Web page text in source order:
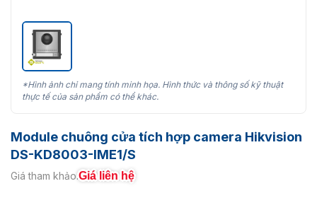
*Hình ảnh chỉ mang tính minh họa. Hình thức và thông số kỹ thuật
thực tế của sản phẩm có thể khác.
Module chuông cửa tích hợp camera Hikvision
DS-KD8003-IME1/S
Giá tham khảo:Giá liên hệ